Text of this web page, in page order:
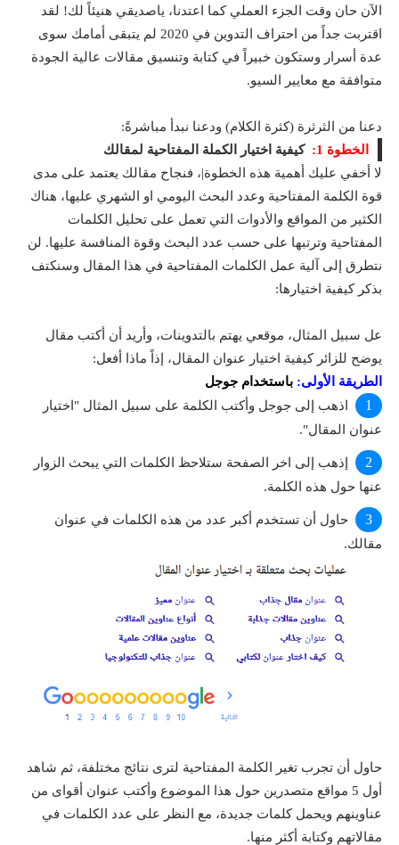
الآن حان وقت الجزء العملي كما اعتدنا، ياصديقي هنيئاً لك! لقد
اقتربت جداً من احتراف التدوين في 2020 لم يتبقى أمامك سوى
عدة أسرار وستكون خبيراً في كتابة وتنسيق مقالات عالية الجودة
متوافقة مع معايير السيو.
دعنا من الثرثرة (كثرة الكلام) ودعنا نبدأ مباشرةً:
الخطوة 1:
كيفية اختيار الكملة المفتاحية لمقالك
لا أخفي عليك أهمية هذه الخطوة|، فنجاح مقالك يعتمد على مدى
قوة الكلمة المفتاحية وعدد البحث اليومي او الشهري عليها، هناك
الكثير من المواقع والأدوات التي تعمل على تحليل الكلمات
المفتاحية وترتبها على حسب عدد البحث وقوة المنافسة عليها. لن
نتطرق إلى آلية عمل الكلمات المفتاحية في هذا المقال وسنكتف
بذكر كيفية اختيارها:
عل سبيل المثال، موقعي يهتم بالتدوينات، وأريد أن أكتب مقال
يوضح للزائر كيفية اختيار عنوان المقال، إذاً ماذا أفعل:
الطريقة الأولى: باستخدام جوجل
اذهب إلى جوجل وأكتب الكلمة على سبيل المثال "اختيار
عنوان المقال".
إذهب إلى اخر الصفحة ستلاحظ الكلمات التي يبحث الزوار
عنها حول هذه الكلمة.
حاول أن تستخدم أكبر عدد من هذه الكلمات في عنوان
مقالك.
حاول أن تجرب تغير الكلمة المفتاحية لترى نتائج مختلفة، ثم شاهد
أول 5 مواقع متصدرين حول هذا الموضوع وأكتب عنوان أقواى من
عناوينهم ويحمل كلمات جديدة، مع النظر على عدد الكلمات في
مقالاتهم وكتابة أكثر منها.